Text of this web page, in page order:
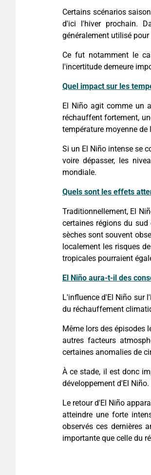
Certains scénarios
d'ici l'hiver prochain.
généralement utilisé
Ce fut notamment le
l'incertitude demeure
Quel impact sur les
El Niño agit comme un
réchauffent fortement,
température moyenne
Si un El Niño intense se
voire dépasser, les
mondiale.
Quels sont les effets
Traditionnellement, El
certaines régions du
sèches sont souvent
localement les risques
tropicales pourraient
El Niño aura-t-il des
L'influence d'El Niño sur
du réchauffement
Même lors des épisodes
autres facteurs
certaines anomalies de
À ce stade, il est donc
développement d'El
Le retour d'El Niño
atteindre une forte
observés ces dernières
importante que celle du